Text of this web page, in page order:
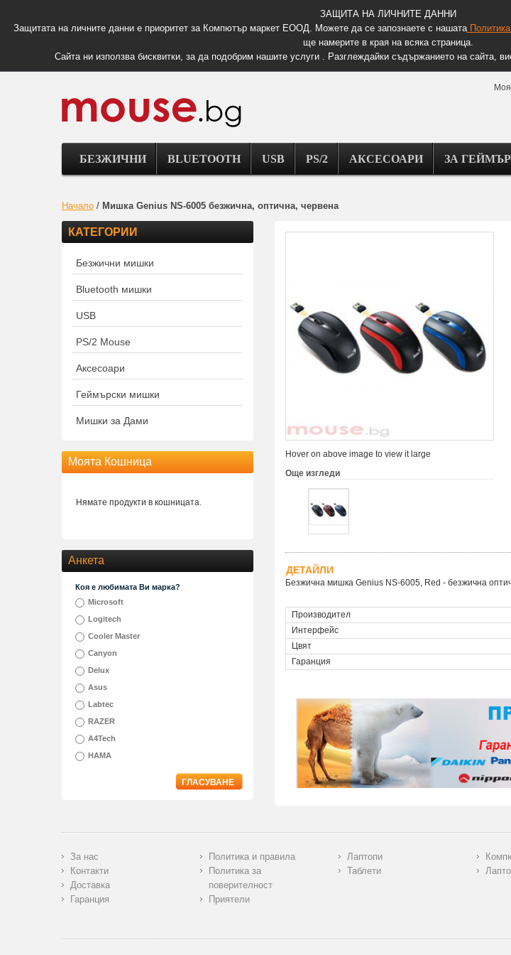
ЗАЩИТА НА ЛИЧНИТЕ ДАННИ
Защитата на личните данни е приоритет за Компютър маркет ЕООД. Можете да се запознаете с нашатаПолитика
ще намерите в края на всяка страница.
Сайта ни използва бисквитки, за да подобрим нашите услуги . Разглеждайки съдържанието на сайта,
БЕЗЖИЧНИ BLUETOOTH USB PS/2 АКСЕСОАРИ ЗА
Начало / Мишка Genius NS-6005 безжична, оптична, червена
Hover on above image to view it large
Още изгледи
ДЕТАЙЛИ
Безжична мишка Genius NS-6005, Red - безжична
Производител
Интерфейс
Цвят
Гаранция
КАТЕГОРИИ
Безжични мишки
Bluetooth мишки
USB
PS/2 Mouse
Аксесоари
Геймърски мишки
Мишки за Дами
Моята Кошница
Нямате продукти в кошницата.
Анкета
Коя е любимата Ви марка?
Microsoft
Logitech
Cooler Master
Canyon
Delux
Asus
Labtec
RAZER
A4Tech
HAMA
ГЛАСУВАНЕ
За нас
Контакти
Доставка
Гаранция
Политика и правила
Политика за
поверителност
Приятели
Лаптопи
Таблети